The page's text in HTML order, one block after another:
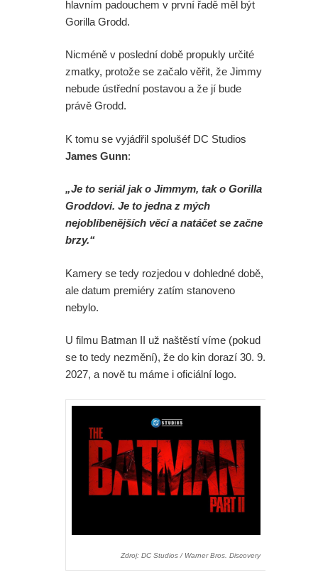
hlavním padouchem v první řadě měl být
Gorilla Grodd.
Nicméně v poslední době propukly určité
zmatky, protože se začalo věřit, že Jimmy
nebude ústřední postavou a že jí bude
právě Grodd.
K tomu se vyjádřil spolušéf DC Studios
James Gunn:
„Je to seriál jak o Jimmym, tak o Gorilla
Groddovi. Je to jedna z mých
nejoblíbenějších věcí a natáčet se začne
brzy.“
Kamery se tedy rozjedou v dohledné době,
ale datum premiéry zatím stanoveno
nebylo.
U filmu Batman II už naštěstí víme (pokud
se to tedy nezmění), že do kin dorazí 30. 9.
2027, a nově tu máme i oficiální logo.
Zdroj: DC Studios / Warner Bros. Discovery